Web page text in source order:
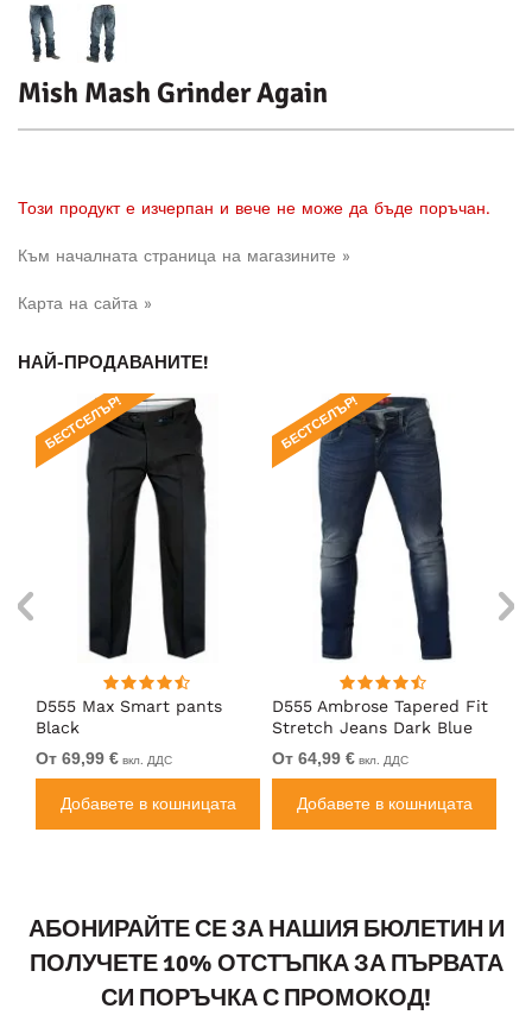
Mish Mash Grinder Again
Този продукт е изчерпан и вече не може да бъде поръчан.
Към началната страница на магазините »
Карта на сайта »
НАЙ-ПРОДАВАНИТЕ!
D555 Max Smart pants
Black
БЕСТСЕЛЪР!
От 69,99 € вкл. ДДС
Добавете в кошницата
D555 Ambrose Tapered Fit
Stretch Jeans Dark Blue
БЕСТСЕЛЪР!
От 64,99 € вкл. ДДС
Добавете в кошницата
АБОНИРАЙТЕ СЕ ЗА НАШИЯ БЮЛЕТИН И
ПОЛУЧЕТЕ 10% ОТСТЪПКА ЗА ПЪРВАТА
СИ ПОРЪЧКА С ПРОМОКОД!